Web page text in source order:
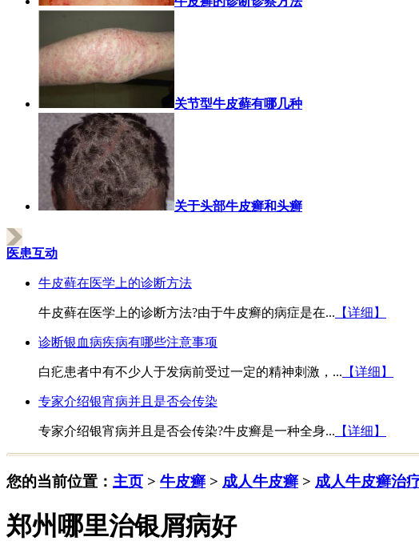
关节型牛皮藓有哪几种
关于头部牛皮癣和头癣
医患互动
牛皮藓在医学上的诊断方法
牛皮藓在医学上的诊断方法?由于牛皮癣的病症是在... 【详细】
诊断银血病疾病有哪些注意事项
白疕患者中有不少人于发病前受过一定的精神刺激，... 【详细】
专家介绍银宵病并且是否会传染
专家介绍银宵病并且是否会传染?牛皮癣是一种全身... 【详细】
您的当前位置： 主页 > 牛皮癣 > 成人牛皮癣 > 成人牛皮癣治
郑州哪里治银屑病好